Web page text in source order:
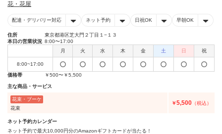
花・花屋
配達・デリバリー対応 ネット予約 日祝OK 早朝OK
住所
東京都港区芝大門２丁目１−１３
本日の営業状況 8:00〜17:00
月
火 水 木 金 土 日 祝
8:00~17:00
価格帯
￥500〜￥5,500
主な商品・サービス
花束・ブーケ
花束
￥5,500 （税込）
ネット予約カレンダー
ネット予約で最大10,000円分のAmazonギフトカードが当たる！